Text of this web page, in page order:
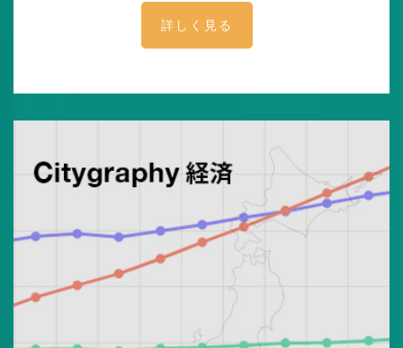
詳しく見る